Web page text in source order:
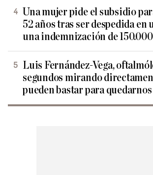
Una mujer pide el subsidio
52 años tras ser despedida en
una indemnización de
Luis Fernández-Vega,
segundos mirando
pueden bastar para